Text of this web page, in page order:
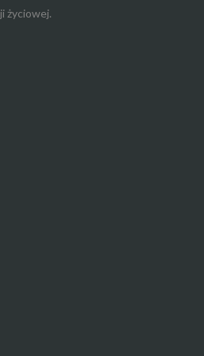
życiowej.